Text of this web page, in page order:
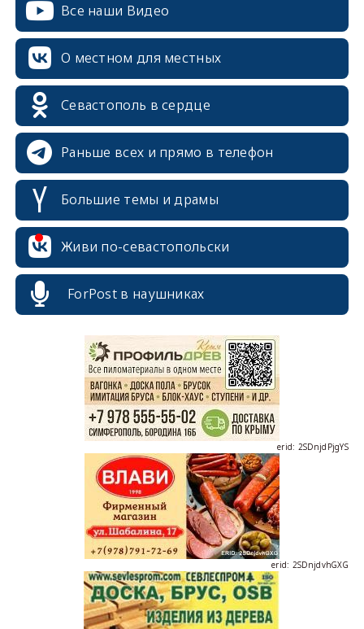
Все наши Видео
О местном для местных
Севастополь в сердце
Раньше всех и прямо в телефон
Большие темы и драмы
Живи по-севастопольски
ForPost в наушниках
erid: 2SDnjdvhGXG